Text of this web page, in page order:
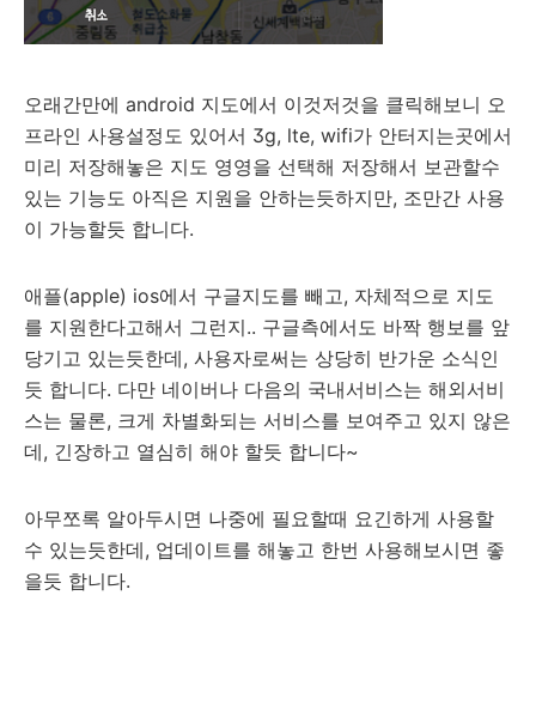
오래간만에 android 지도에서 이것저것을 클릭해보니 오
프라인 사용설정도 있어서 3g, lte, wifi가 안터지는곳에서
미리 저장해놓은 지도 영영을 선택해 저장해서 보관할수
있는 기능도 아직은 지원을 안하는듯하지만, 조만간 사용
이 가능할듯 합니다.
애플(apple) ios에서 구글지도를 빼고, 자체적으로 지도
를 지원한다고해서 그런지.. 구글측에서도 바짝 행보를 앞
당기고 있는듯한데, 사용자로써는 상당히 반가운 소식인
듯 합니다. 다만 네이버나 다음의 국내서비스는 해외서비
스는 물론, 크게 차별화되는 서비스를 보여주고 있지 않은
데, 긴장하고 열심히 해야 할듯 합니다~
아무쪼록 알아두시면 나중에 필요할때 요긴하게 사용할
수 있는듯한데, 업데이트를 해놓고 한번 사용해보시면 좋
을듯 합니다.